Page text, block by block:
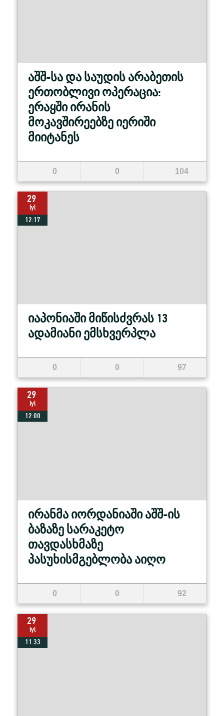
აშშ-სა და საუდის არაბეთის
ერთობლივი ოპერაცია:
ერაყში ირანის
მოკავშირეებზე იერიში
მიიტანეს
0 0 104
29
Iyl
12:17
იაპონიაში მიწისძვრას 13
ადამიანი ემსხვერპლა
0 0 97
29
Iyl
12:00
ირანმა იორდანიაში აშშ-ის
ბაზაზე სარაკეტო
თავდასხმაზე
პასუხისმგებლობა აიღო
0 0 92
29
Iyl
11:33